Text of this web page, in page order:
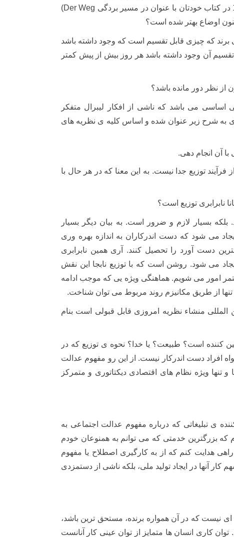
(Der Weg
اوضاع بهتر شده است؟
برند که چیزی قابل تقسیم است که وجود داشته باشد
تقسیم آن وجود داشته باشد هر روز بیش از پیش کمتر
نظر دور مانده باشد؟
اساسی می باشد که ناشی از افکار لیبرال متفکر
به شرح زیر عنوان شده و اساس کلیه ی نظریه های
آن انجام دهی.
فرآیند توزیع جدا نیست. به این معنا که در هر حال با
نابرابری توزیع است؟
بسیار لازم و ضرور است. به بیان دیگر بسیار
می شود که دست اندرکاران به اندازه بهره وری
دست آورد را تحصیل کنند. آری همین نابرابری
می شود. روشن است که با توزیع نابجا این نقش
امور می شویم. هماهنگی ویژه یی که موجب ادامه
از طریق مکانیزم روند مربوط می توان شناخت.
منشاء نظریه امروزی قابل قبولی است بنام
کننده است؟ طبیعت؟ یا خدا؟ نحوه ی توزیع که در
افراد دست اندرکار نیست. از این رو مفهوم عدالت
تنها ویژه نظام های اقتصادی دیکتاتوری و متمرکز
ی تبلیغاتی که درباره مفهوم عدالت اجتماعی به
بزرگترین خدمتی که می توانم به همنوعان خودم
هدایت کنم که از به کارگیری اصطلاح یا مفهوم
آنها در ایجاد تولید ملی، بلکه ناشی از دستمزدی
نیست که در آن همواره برنده، مستحق ترین باشد،
کاری انسان ها متمایز از توان عینی کار آنانست